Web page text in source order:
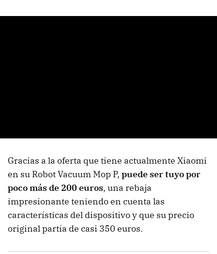
Gracias a la oferta que tiene actualmente Xiaomi
en su Robot Vacuum Mop P, puede ser tuyo por
poco más de 200 euros, una rebaja
impresionante teniendo en cuenta las
características del dispositivo y que su precio
original partía de casi 350 euros.